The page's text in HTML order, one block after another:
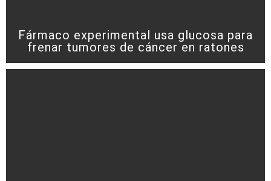
Fármaco experimental usa glucosa para
frenar tumores de cáncer en ratones